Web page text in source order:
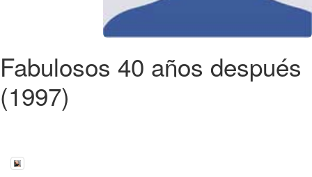
Fabulosos 40 años después
(1997)